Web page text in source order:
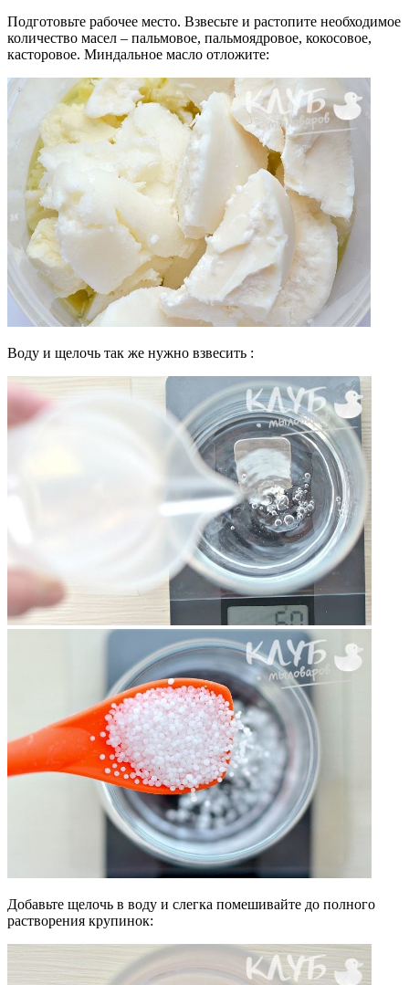
Подготовьте рабочее место. Взвесьте и растопите необходимое
количество масел – пальмовое, пальмоядровое, кокосовое,
касторовое. Миндальное масло отложите:
Воду и щелочь так же нужно взвесить :
Добавьте щелочь в воду и слегка помешивайте до полного
растворения крупинок: